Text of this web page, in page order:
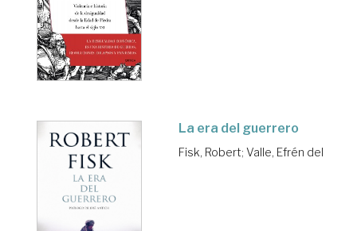
La era del guerrero
Fisk, Robert; Valle, Efrén del